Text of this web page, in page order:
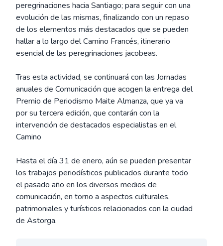
peregrinaciones hacia Santiago; para seguir con una
evolución de las mismas, finalizando con un repaso
de los elementos más destacados que se pueden
hallar a lo largo del Camino Francés, itinerario
esencial de las peregrinaciones jacobeas.
Tras esta actividad, se continuará con las Jornadas
anuales de Comunicación que acogen la entrega del
Premio de Periodismo Maite Almanza, que ya va
por su tercera edición, que contarán con la
intervención de destacados especialistas en el
Camino
Hasta el día 31 de enero, aún se pueden presentar
los trabajos periodísticos publicados durante todo
el pasado año en los diversos medios de
comunicación, en torno a aspectos culturales,
patrimoniales y turísticos relacionados con la ciudad
de Astorga.